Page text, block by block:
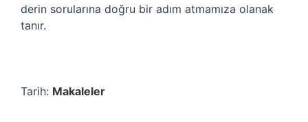
derin sorularına doğru bir adım atmamıza olanak
tanır.
Tarih: Makaleler